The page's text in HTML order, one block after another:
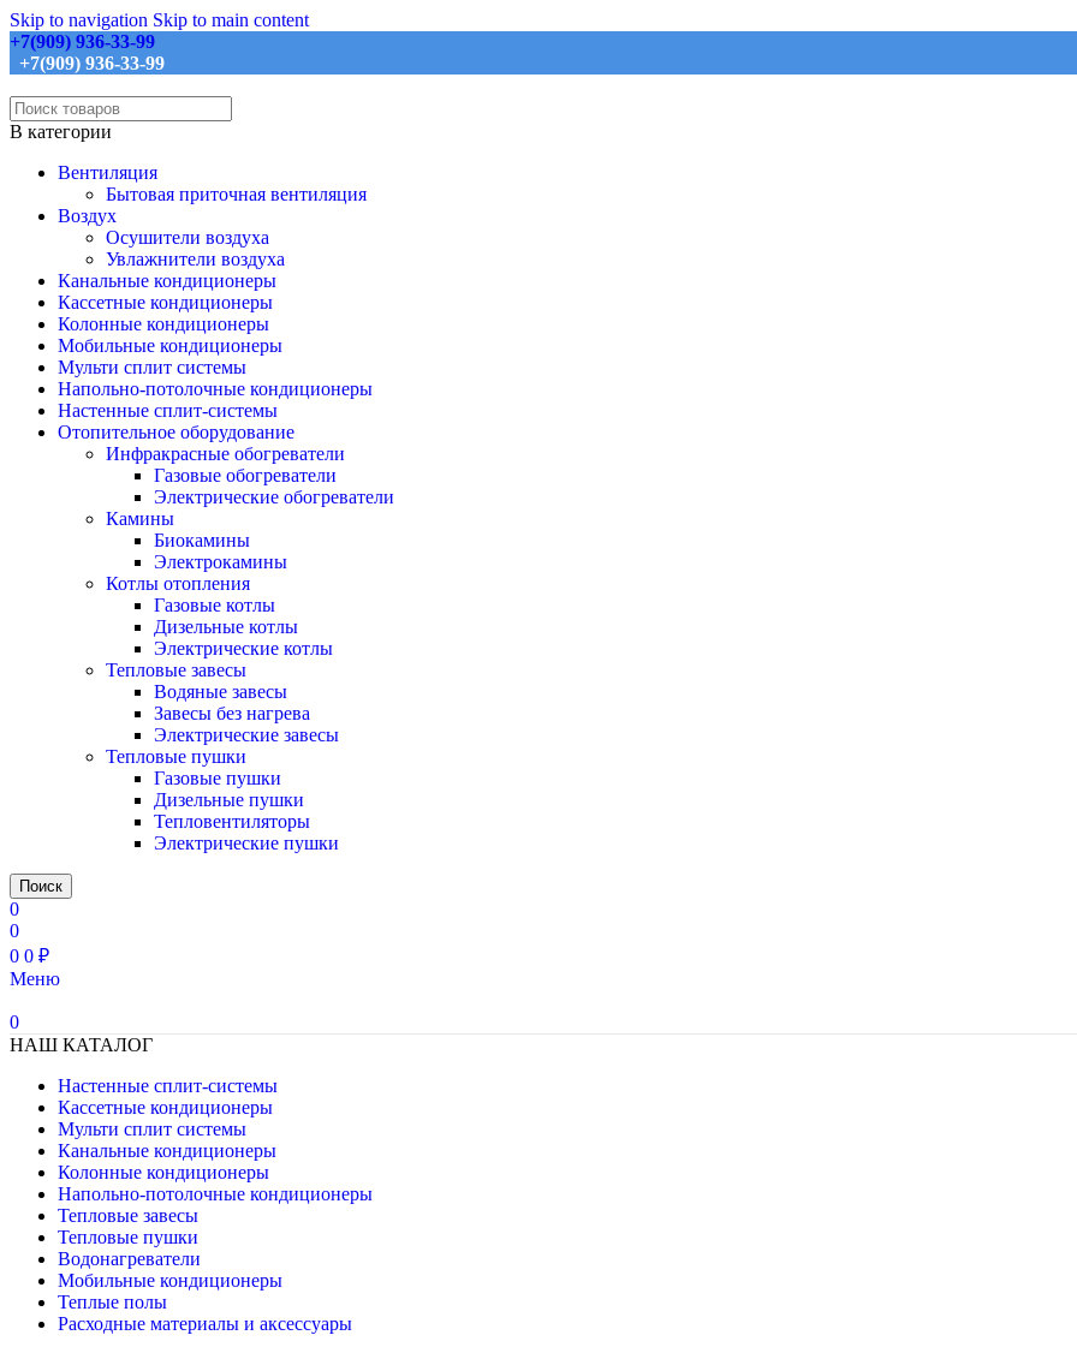
Skip to navigation Skip to main content
+7(909) 936-33-99
+7(909) 936-33-99
В категории
Вентиляция
Бытовая приточная вентиляция
Воздух
Осушители воздуха
Увлажнители воздуха
Канальные кондиционеры
Кассетные кондиционеры
Колонные кондиционеры
Мобильные кондиционеры
Мульти сплит системы
Напольно-потолочные кондиционеры
Настенные сплит-системы
Отопительное оборудование
Инфракрасные обогреватели
Газовые обогреватели
Электрические обогреватели
Камины
Биокамины
Электрокамины
Котлы отопления
Газовые котлы
Дизельные котлы
Электрические котлы
Тепловые завесы
Водяные завесы
Завесы без нагрева
Электрические завесы
Тепловые пушки
Газовые пушки
Дизельные пушки
Тепловентиляторы
Электрические пушки
Поиск
0
0
0 0 ₽
Меню
0
НАШ КАТАЛОГ
Настенные сплит-системы
Кассетные кондиционеры
Мульти сплит системы
Канальные кондиционеры
Колонные кондиционеры
Напольно-потолочные кондиционеры
Тепловые завесы
Тепловые пушки
Водонагреватели
Мобильные кондиционеры
Теплые полы
Расходные материалы и аксессуары